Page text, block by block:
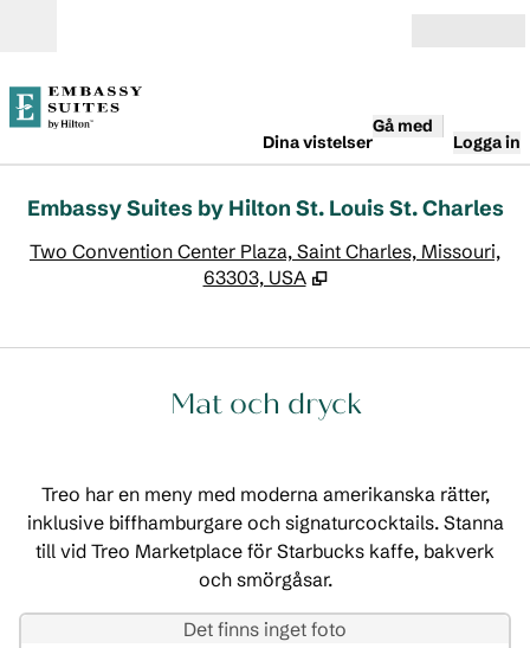
Dina vistelser
Gå med
Logga in
Embassy Suites by Hilton St. Louis St. Charles
Two Convention Center Plaza, Saint Charles, Missouri,
63303, USA
Mat och dryck
Treo har en meny med moderna amerikanska rätter,
inklusive biffhamburgare och signaturcocktails. Stanna
till vid Treo Marketplace för Starbucks kaffe, bakverk
och smörgåsar.
Det finns inget foto